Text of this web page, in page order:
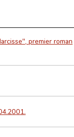
premier roman